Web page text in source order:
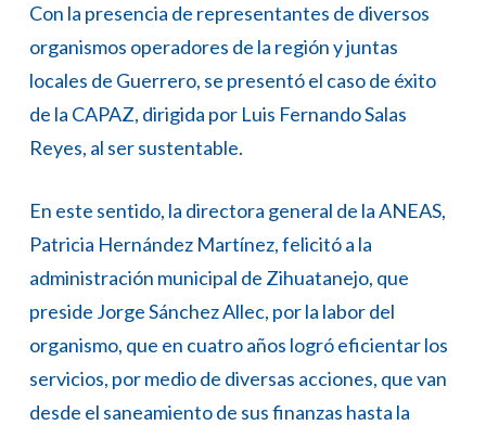
Con la presencia de representantes de diversos
organismos operadores de la región y juntas
locales de Guerrero, se presentó el caso de éxito
de la CAPAZ, dirigida por Luis Fernando Salas
Reyes, al ser sustentable.
En este sentido, la directora general de la ANEAS,
Patricia Hernández Martínez, felicitó a la
administración municipal de Zihuatanejo, que
preside Jorge Sánchez Allec, por la labor del
organismo, que en cuatro años logró eficientar los
servicios, por medio de diversas acciones, que van
desde el saneamiento de sus finanzas hasta la